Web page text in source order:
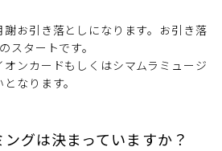
お引き落としになります。お引き落
スタートです。
ンカードもしくはシマムラミュージ
なります。
グは決まっていますか？